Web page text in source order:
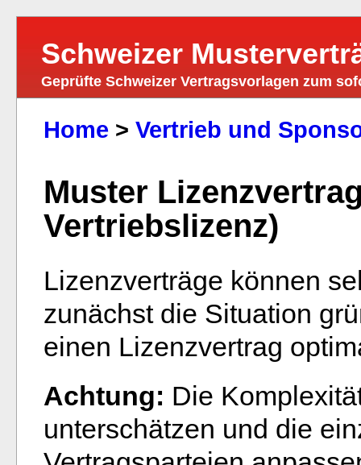
Schweizer
Geprüfte Schweizer Vertragsvorlagen zum
Home > Vertrieb und
Muster
Vertriebslizenz)
Lizenzverträge können
zunächst die Situation
einen Lizenzvertrag
Achtung: Die
unterschätzen und die